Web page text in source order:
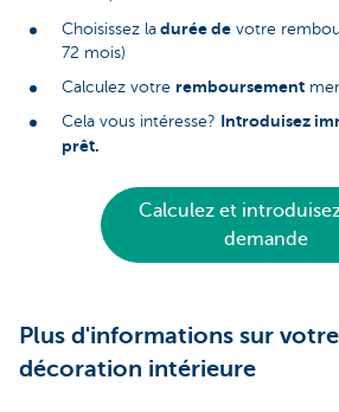
Choisissez la durée de votre
72 mois)
Calculez votre remboursement
Cela vous intéresse? Introduisez
prêt.
Calculez et
demande
Plus d'informations sur
décoration intérieure